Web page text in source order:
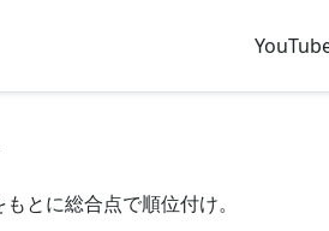
とに総合点で順位付け。